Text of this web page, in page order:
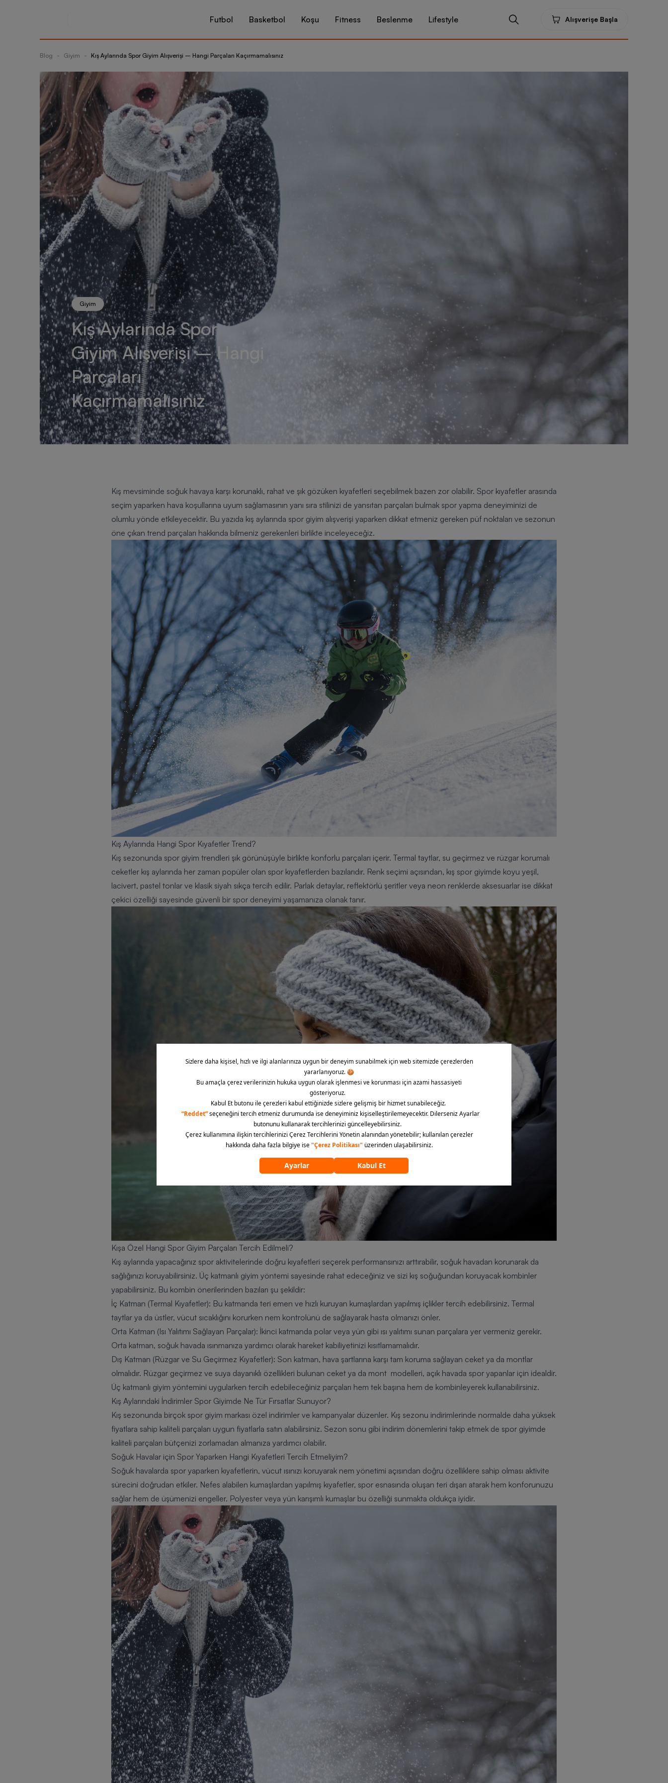
Futbol Basketbol Koşu Fitness Beslenme Lifestyle Alışverişe Başla
Blog - Giyim - Kış Aylarında Spor Giyim Alışverişi – Hangi Parçaları Kaçırmamalısınız
Giyim
Kış Aylarında Spor
Giyim Alışverişi – Hangi
Parçaları
Kaçırmamalısınız
Kış mevsiminde soğuk havaya karşı korunaklı, rahat ve şık gözüken kıyafetleri seçebilmek bazen zor olabilir. Spor kıyafetler arasında
seçim yaparken hava koşullarına uyum sağlamasının yanı sıra stilinizi de yansıtan parçaları bulmak spor yapma deneyiminizi de
olumlu yönde etkileyecektir. Bu yazıda kış aylarında spor giyim alışverişi yaparken dikkat etmeniz gereken püf noktaları ve sezonun
öne çıkan trend parçaları hakkında bilmeniz gerekenleri birlikte inceleyeceğiz.
Kış Aylarında Hangi Spor Kıyafetler Trend?
Kış sezonunda spor giyim trendleri şık görünüşüyle birlikte konforlu parçaları içerir. Termal taytlar, su geçirmez ve rüzgar korumalı
ceketler kış aylarında her zaman popüler olan spor kıyafetlerden bazılarıdır. Renk seçimi açısından, kış spor giyimde koyu yeşil,
lacivert, pastel tonlar ve klasik siyah sıkça tercih edilir. Parlak detaylar, reflektörlü şeritler veya neon renklerde aksesuarlar ise dikkat
çekici özelliği sayesinde güvenli bir spor deneyimi yaşamanıza olanak tanır.
Kışa Özel Hangi Spor Giyim Parçaları Tercih Edilmeli?
Kış aylarında yapacağınız spor aktivitelerinde doğru kıyafetleri seçerek performansınızı arttırabilir, soğuk havadan korunarak da
sağlığınızı koruyabilirsiniz. Üç katmanlı giyim yöntemi sayesinde rahat edeceğiniz ve sizi kış soğuğundan koruyacak kombinler
yapabilirsiniz. Bu kombin önerilerinden bazıları şu şekildir:
İç Katman (Termal Kıyafetler): Bu katmanda teri emen ve hızlı kuruyan kumaşlardan yapılmış içlikler tercih edebilirsiniz. Termal
taytlar ya da üstler, vücut sıcaklığını korurken nem kontrolünü de sağlayarak hasta olmanızı önler.
Orta Katman (Isı Yalıtımı Sağlayan Parçalar): İkinci katmanda polar veya yün gibi ısı yalıtımı sunan parçalara yer vermeniz gerekir.
Orta katman, soğuk havada ısınmanıza yardımcı olarak hareket kabiliyetinizi kısıtlamamalıdır.
Dış Katman (Rüzgar ve Su Geçirmez Kıyafetler): Son katman, hava şartlarına karşı tam koruma sağlayan ceket ya da montlar
olmalıdır. Rüzgar geçirmez ve suya dayanıklı özellikleri bulunan ceket ya da mont modelleri, açık havada spor yapanlar için idealdir.
Üç katmanlı giyim yöntemini uygularken tercih edebileceğiniz parçaları hem tek başına hem de kombinleyerek kullanabilirsiniz.
Kış Aylarındaki İndirimler Spor Giyimde Ne Tür Fırsatlar Sunuyor?
Kış sezonunda birçok spor giyim markası özel indirimler ve kampanyalar düzenler. Kış sezonu indirimlerinde normalde daha yüksek
fiyatlara sahip kaliteli parçaları uygun fiyatlarla satın alabilirsiniz. Sezon sonu gibi indirim dönemlerini takip etmek de spor giyimde
kaliteli parçaları bütçenizi zorlamadan almanıza yardımcı olabilir.
Soğuk Havalar için Spor Yaparken Hangi Kıyafetleri Tercih Etmeliyim?
Soğuk havalarda spor yaparken kıyafetlerin, vücut ısınızı koruyarak nem yönetimi açısından doğru özelliklere sahip olması aktivite
sürecini doğrudan etkiler. Nefes alabilen kumaşlardan yapılmış kıyafetler, spor esnasında oluşan teri dışarı atarak hem konforunuzu
sağlar hem de üşümenizi engeller. Polyester veya yün karışımlı kumaşlar bu özelliği sunmakta oldukça iyidir.